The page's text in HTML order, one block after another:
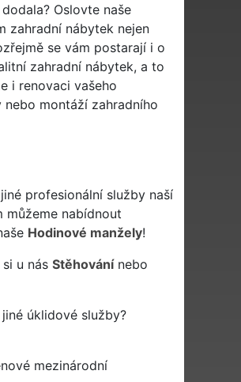
Oslovte naše
zahradní nábytek nejen
se vám postarají i o
zahradní nábytek, a to
i renovaci vašeho
montáží zahradního
profesionální služby naší
můžeme nabídnout
Hodinové manžely!
u nás Stěhovánínebo
úklidové služby?
mezinárodní